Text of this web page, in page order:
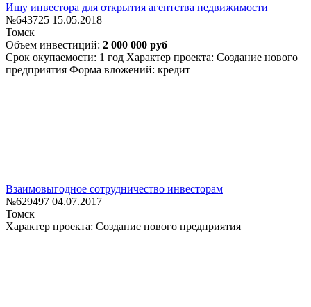
Ищу инвестора для открытия агентства недвижимости
№643725 15.05.2018
Томск
Объем инвестиций: 2 000 000 руб
Срок окупаемости: 1 год Характер проекта: Создание нового
предприятия Форма вложений: кредит
Взаимовыгодное сотрудничество инвесторам
№629497 04.07.2017
Томск
Характер проекта: Создание нового предприятия